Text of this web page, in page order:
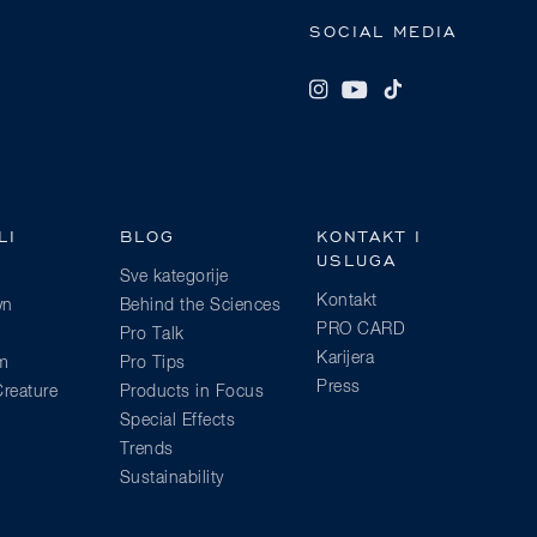
SOCIAL MEDIA
BLOG
Sve kategorije
Behind the Sciences
Pro Talk
Pro Tips
Products in Focus
Special Effects
Trends
Sustainability
KONTAKT I
USLUGA
Kontakt
PRO CARD
Karijera
Press